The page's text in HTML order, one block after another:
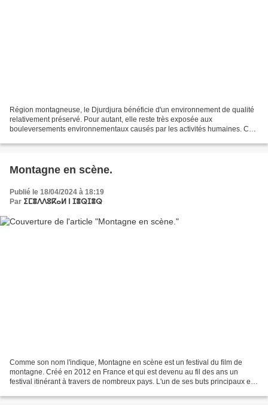
Région montagneuse, le Djurdjura bénéficie d'un environnement de qualité
relativement préservé. Pour autant, elle reste très exposée aux
bouleversements environnementaux causés par les activités humaines. Ces
Montagne en scène.
Publié le 18/04/2024 à 18:19
Par ⵉⵎⴻⴷⴷⵓⴽⴰⵍ ⵏ ⵊⴻⵕⵊⴻⵕ
Comme son nom l'indique, Montagne en scène est un festival du film de
montagne. Créé en 2012 en France et qui est devenu au fil des ans un
festival itinérant à travers de nombreux pays. L'un de ses buts principaux est